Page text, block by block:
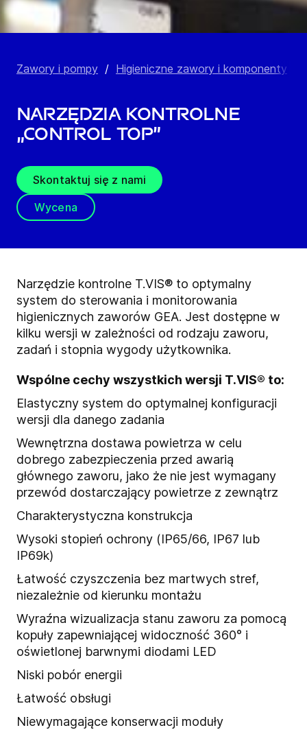
Zawory i pompy / Higieniczne zawory i komponenty
Narzędzia kontrolne
„Control Top”
Skontaktuj się z nami
Wycena
Narzędzie kontrolne T.VIS® to optymalny
system do sterowania i monitorowania
higienicznych zaworów GEA. Jest dostępne w
kilku wersji w zależności od rodzaju zaworu,
zadań i stopnia wygody użytkownika.
Wspólne cechy wszystkich wersji T.VIS® to:
Elastyczny system do optymalnej konfiguracji
wersji dla danego zadania
Wewnętrzna dostawa powietrza w celu
dobrego zabezpieczenia przed awarią
głównego zaworu, jako że nie jest wymagany
przewód dostarczający powietrze z zewnątrz
Charakterystyczna konstrukcja
Wysoki stopień ochrony (IP65/66, IP67 lub
IP69k)
Łatwość czyszczenia bez martwych stref,
niezależnie od kierunku montażu
Wyraźna wizualizacja stanu zaworu za pomocą
kopuły zapewniającej widoczność 360° i
oświetlonej barwnymi diodami LED
Niski pobór energii
Łatwość obsługi
Niewymagające konserwacji moduły